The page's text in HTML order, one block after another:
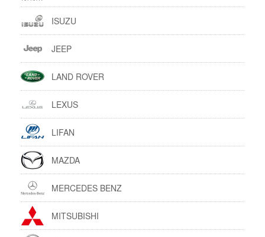
ISUZU
JEEP
LAND ROVER
LEXUS
LIFAN
MAZDA
MERCEDES BENZ
MITSUBISHI